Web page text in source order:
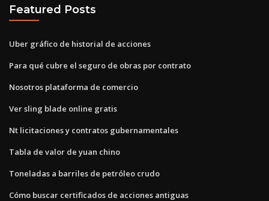
Featured Posts
Uber gráfico de historial de acciones
Para qué cubre el seguro de obras por contrato
Nosotros plataforma de comercio
Ver sling blade online gratis
Nt licitaciones y contratos gubernamentales
Tabla de valor de yuan chino
Toneladas a barriles de petróleo crudo
Cómo buscar certificados de acciones antiguas